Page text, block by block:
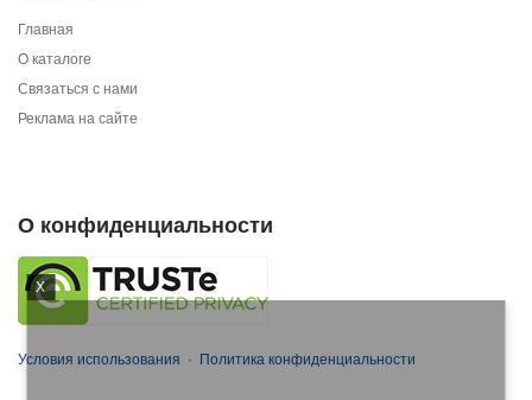
X
Главная
О каталоге
Связаться с нами
Реклама на сайте
О конфиденциальности
Условия использования · Политика конфиденциальности